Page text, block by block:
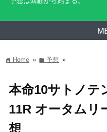
home Home » folder予想 »
本命10サトノテ
11R オータムリ
想